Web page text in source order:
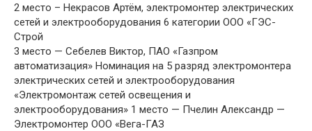
2 место – Некрасов Артём, электромонтер электрических
сетей и электрооборудования 6 категории ООО «ГЭС-
Строй
3 место — Себелев Виктор, ПАО «Газпром
автоматизация» Номинация на 5 разряд электромонтера
электрических сетей и электрооборудования
«Электромонтаж сетей освещения и
электрооборудования» 1 место — Пчелин Александр —
Электромонтер ООО «Вега-ГАЗ